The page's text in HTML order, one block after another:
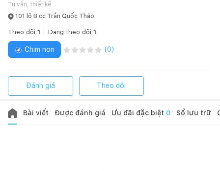
Tư vấn, thiết kế
101 lô B cc Trần Quốc Thảo
Theo dõi 1 Đang theo dõi 1
Chim non (0)
Đánh giá Theo dõi
Bài viết Được đánh giá Ưu đãi đặc biệt 0 Sổ lưu trữ